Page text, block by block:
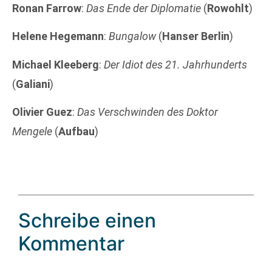
Ronan Farrow: Das Ende der Diplomatie (Rowohlt)
Helene Hegemann: Bungalow(Hanser Berlin)
Michael Kleeberg: Der Idiot des 21. Jahrhunderts
(Galiani)
Olivier Guez: Das Verschwinden des Doktor
Mengele (Aufbau)
Schreibe einen
Kommentar